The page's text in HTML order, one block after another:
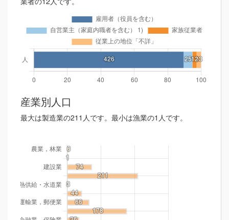
産業別人口
最大は製造業の211人です。最小は漁業の1人です。